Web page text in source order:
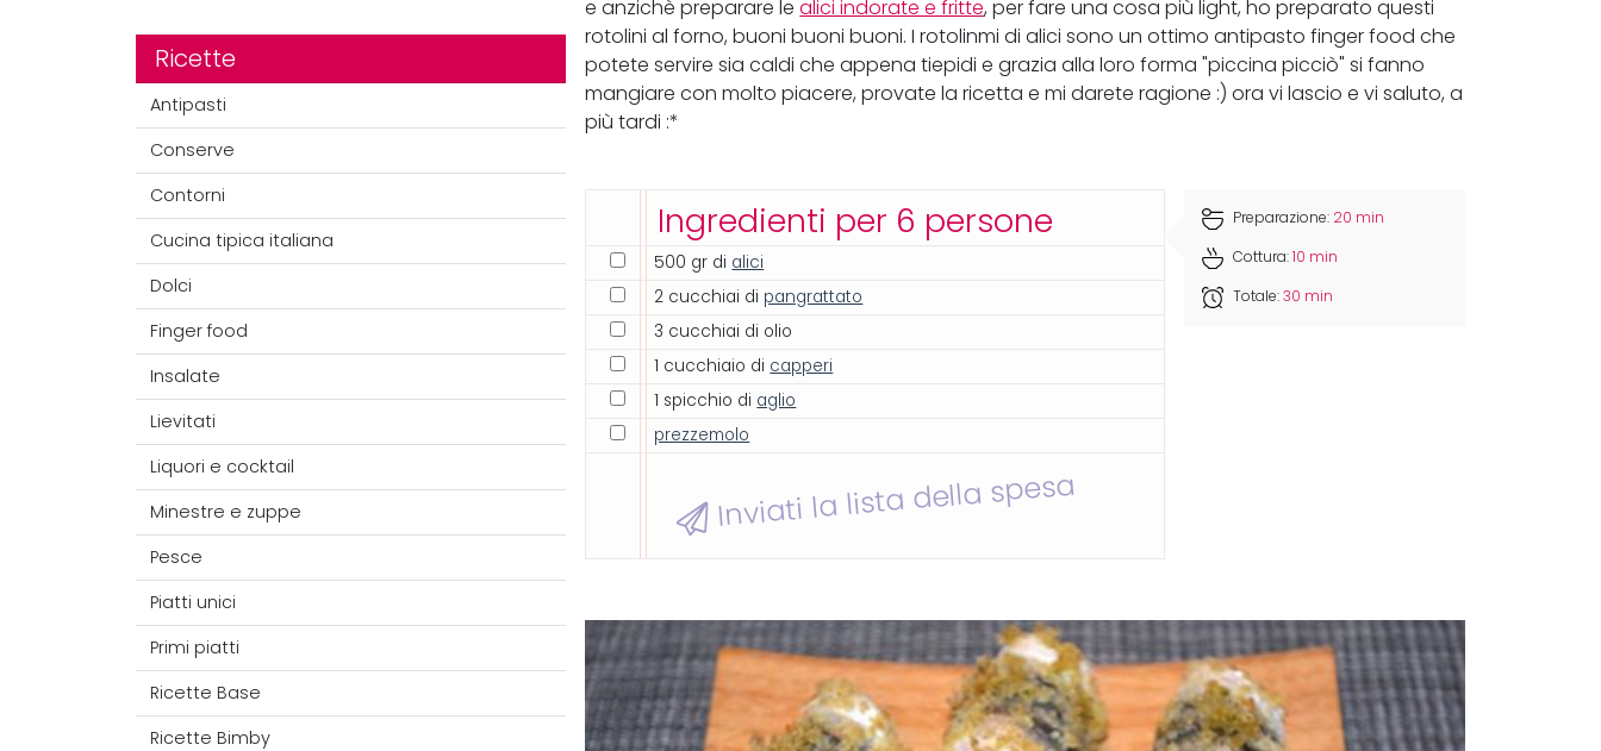
Ricette
Antipasti
Conserve
Contorni
Cucina tipica italiana
Dolci
Finger food
Insalate
Lievitati
Liquori e cocktail
Minestre e zuppe
Pesce
Piatti unici
Primi piatti
Ricette Base
Ricette Bimby
e anzichè preparare lealici indorate e fritte, per fare una cosa più light, ho preparato questi
rotolini al forno, buoni buoni buoni. I rotolinmi di alici sono un ottimo antipasto finger food che
potete servire sia caldi che appena tiepidi e grazia alla loro forma "piccina picciò" si fanno
mangiare con molto piacere, provate la ricetta e mi darete ragione :) ora vi lascio e vi saluto, a
più tardi :*
Ingredienti per 6 persone
500 gr di alici
2 cucchiai di pangrattato
3 cucchiai di olio
1 cucchiaio di capperi
1 spicchio di aglio
prezzemolo
Inviati la lista della spesa
Preparazione: 20 min
Cottura:10 min
Totale:30 min